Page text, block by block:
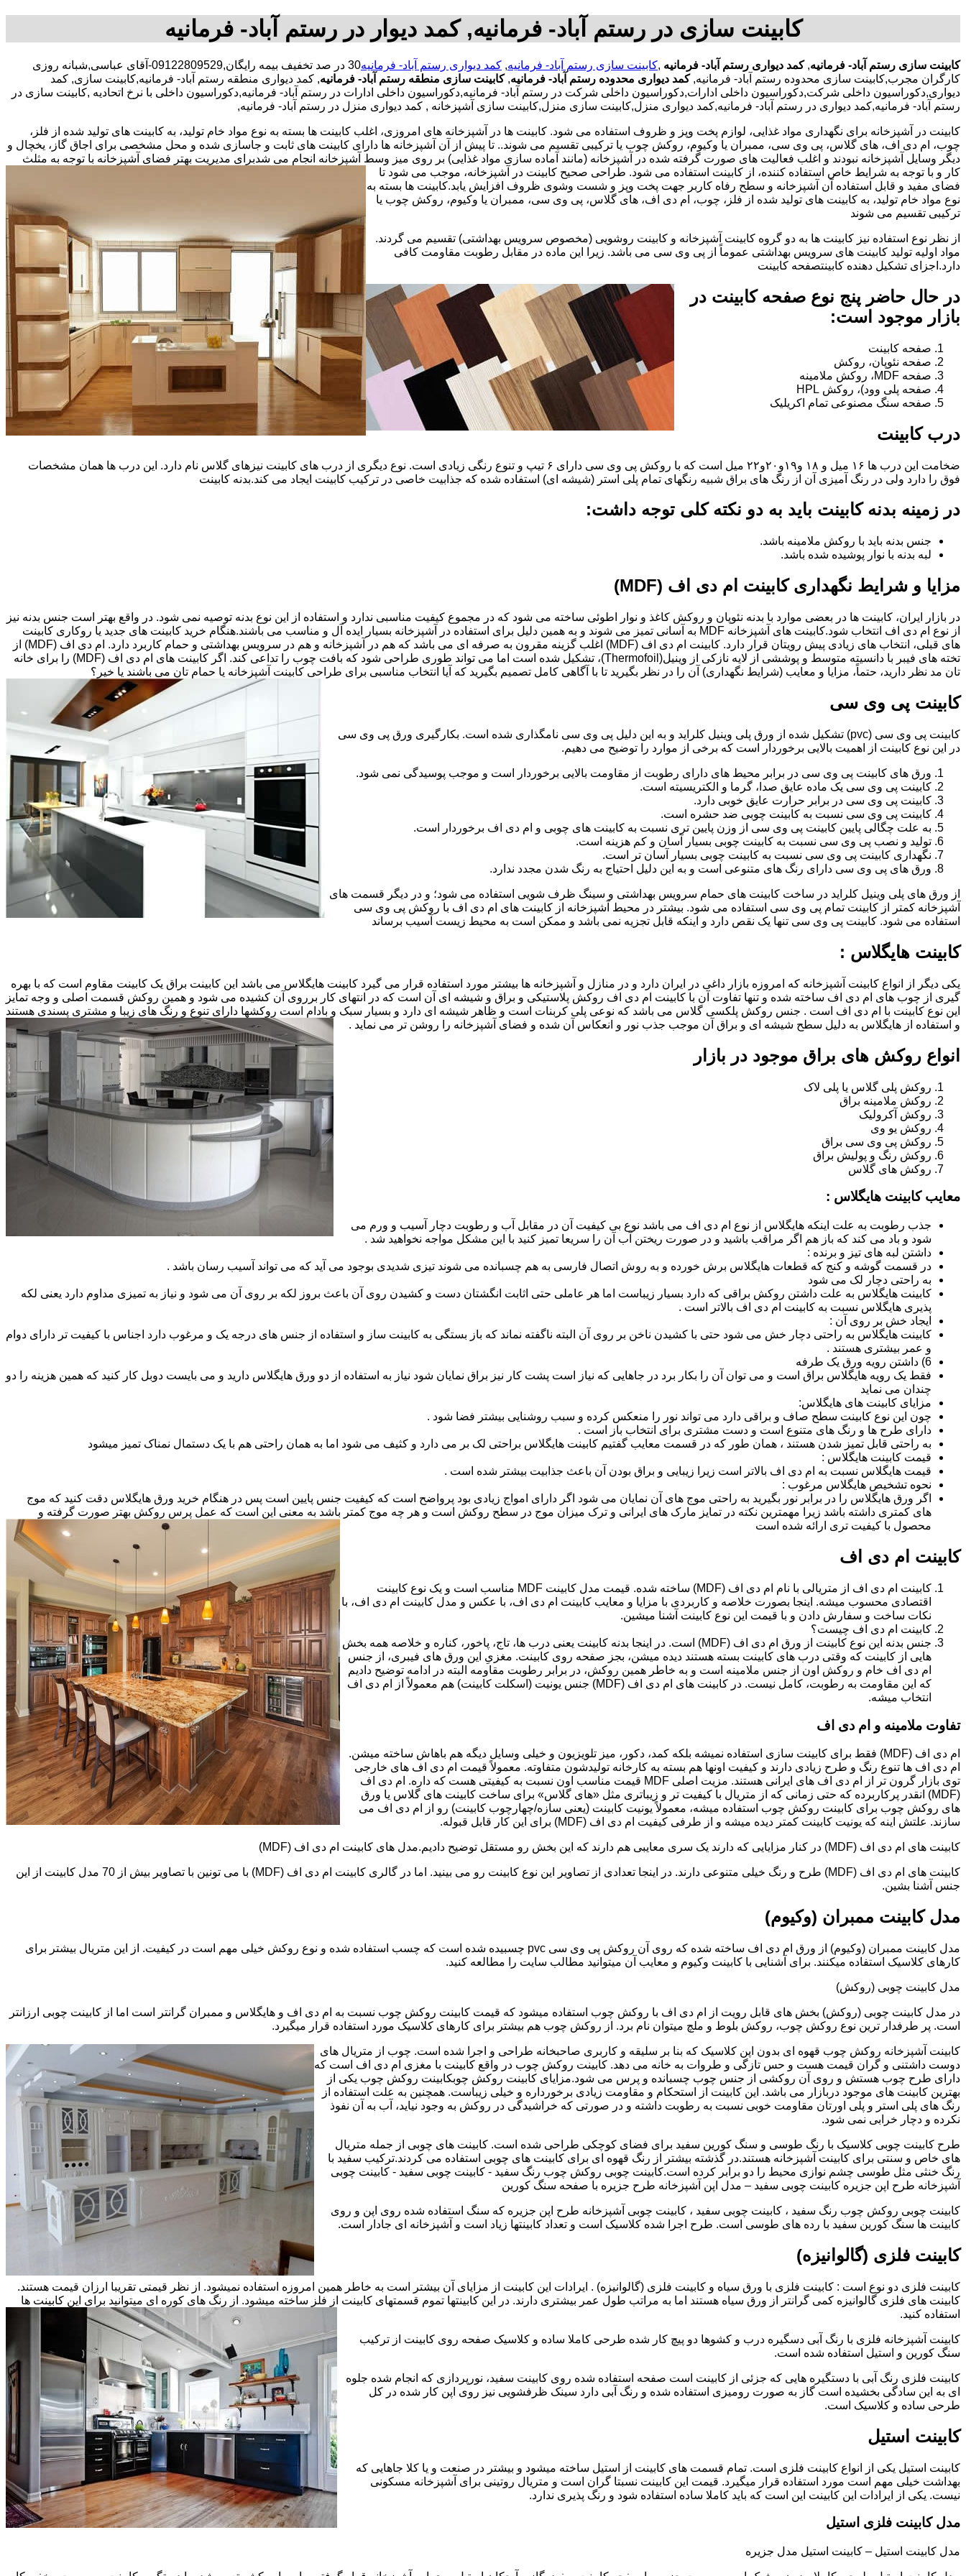
کابینت سازی در رستم آباد- فرمانیه, کمد دیوار در رستم آباد- فرمانیه
کابینت سازی رستم آباد- فرمانیه,کمد دیواری رستم آباد- فرمانیه ,کابینت سازی رستم آباد- فرمانیه, کمد دیواری رستم آباد- فرمانیه
30 در صد تخفیف بیمه رایگان,09122809529-آقای عباسی,شبانه روزی
کارگران مجرب,کابینت سازی محدوده رستم آباد- فرمانیه,کمد دیواری محدوده رستم آباد- فرمانیه, کابینت سازی منطقه رستم آباد- فرمانیه, کمد دیواری منطقه رستم آباد- فرمانیه,کابینت سازی, کمد
دیواری,دکوراسیون داخلی شرکت,دکوراسیون داخلی ادارات,دکوراسیون داخلی شرکت در رستم آباد- فرمانیه,دکوراسیون داخلی ادارات در رستم آباد- فرمانیه,دکوراسیون داخلی با نرخ اتحادیه ,کابینت سازی در
رستم آباد- فرمانیه,کمد دیواری در رستم آباد- فرمانیه,کمد دیواری منزل,کابینت سازی منزل,کابینت سازی آشپزخانه , کمد دیواری منزل در رستم آباد- فرمانیه,
کابینت در آشپزخانه برای نگهداری مواد غذایی، لوازم پخت وپز و ظروف استفاده می شود. کابینت ها در آشپزخانه های امروزی، اغلب کابینت ها بسته به نوع مواد خام تولید، به کابینت های تولید شده از فلز،
چوب، ام دی اف، های گلاس، پی وی سی، ممبران یا وکیوم، روکش چوب یا ترکیبی تقسیم می شوند.. تا پیش از آن آشپزخانه ها دارای کابینت های ثابت و جاسازی شده و محل مشخصی برای اجاق گاز، یخچال و
دیگر وسایل آشپزخانه نبودند و اغلب فعالیت های صورت گرفته شده در آشپزخانه (مانند آماده سازی مواد غذایی) بر روی میز وسط آشپزخانه انجام می شدبرای مدیریت بهتر فضای آشپزخانه با توجه به مثلث
کار و با توجه به شرایط خاص استفاده کننده، از کابینت استفاده می شود. طراحی صحیح کابینت در آشپزخانه، موجب می شود تا
فضای مفید و قابل استفاده آن آشپزخانه و سطح رفاه کاربر جهت پخت وپز و شست وشوی ظروف افزایش یابد.کابینت ها بسته به
نوع مواد خام تولید، به کابینت های تولید شده از فلز، چوب، ام دی اف، های گلاس، پی وی سی، ممبران یا وکیوم، روکش چوب یا
ترکیبی تقسیم می شوند
از نظر نوع استفاده نیز کابینت ها به دو گروه کابینت آشپزخانه و کابینت روشویی (مخصوص سرویس بهداشتی) تقسیم می گردند.
مواد اولیه تولید کابینت های سرویس بهداشتی عموماً از پی وی سی می باشد. زیرا این ماده در مقابل رطوبت مقاومت کافی
دارد.اجزای تشکیل دهنده کابینتصفحه کابینت
در حال حاضر پنج نوع صفحه کابینت در
بازار موجود است:
صفحه کابینت
صفحه نئوپان، روکش
صفحه MDF، روکش ملامینه
صفحه پلی وود)، روکش HPL
صفحه سنگ مصنوعی تمام اکریلیک
درب کابینت
ضخامت این درب ها ۱۶ میل و ۱۸ و١٩و٢٠و٢٢ میل است که با روکش پی وی سی دارای ۶ تیپ و تنوع رنگی زیادی است. نوع دیگری از درب های کابینت نیزهای گلاس نام دارد. این درب ها همان مشخصات
فوق را دارد ولی در رنگ آمیزی آن از رنگ های براق شبیه رنگهای تمام پلی استر (شیشه ای) استفاده شده که جذابیت خاصی در ترکیب کابینت ایجاد می کند.بدنه کابینت
در زمینه بدنه کابینت باید به دو نکته کلی توجه داشت:
جنس بدنه باید با روکش ملامینه باشد.
لبه بدنه با نوار پوشیده شده باشد.
مزایا و شرایط نگهداری کابینت ام دی اف (MDF)
در بازار ایران، کابینت ها در بعضی موارد با بدنه نئوپان و روکش کاغذ و نوار اطوئی ساخته می شود که در مجموع کیفیت مناسبی ندارد و استفاده از این نوع بدنه توصیه نمی شود. در واقع بهتر است جنس بدنه نیز
از نوع ام دی اف انتخاب شود.کابینت های آشپزخانه MDF به آسانی تمیز می شوند و به همین دلیل برای استفاده در آشپزخانه بسیار ایده آل و مناسب می باشند.هنگام خرید کابینت های جدید یا روکاری کابینت
های قبلی، انتخاب های زیادی پیش رویتان قرار دارد. کابینت ام دی اف (MDF) اغلب گزینه مقرون به صرفه ای می باشد که هم در آشپزخانه و هم در سرویس بهداشتی و حمام کاربرد دارد. ام دی اف (MDF) از
تخته های فیبر با دانسیته متوسط و پوششی از لایه نازکی از وینیل(Thermofoil)، تشکیل شده است اما می تواند طوری طراحی شود که بافت چوب را تداعی کند. اگر کابینت های ام دی اف (MDF) را برای خانه
تان مد نظر دارید، حتماً، مزایا و معایب (شرایط نگهداری) آن را در نظر بگیرید تا با آگاهی کامل تصمیم بگیرید که آیا انتخاب مناسبی برای طراحی کابینت آشپزخانه یا حمام تان می باشند یا خیر؟
کابینت پی وی سی
کابینت پی وی سی (pvc) تشکیل شده از ورق پلی وینیل کلراید و به این دلیل پی وی سی نامگذاری شده است. بکارگیری ورق پی وی سی
در این نوع کابینت از اهمیت بالایی برخوردار است که برخی از موارد را توضیح می دهیم.
ورق های کابینت پی وی سی در برابر محیط های دارای رطوبت از مقاومت بالایی برخوردار است و موجب پوسیدگی نمی شود.
کابینت پی وی سی یک ماده عایق صدا، گرما و الکتریسیته است.
کابینت پی وی سی در برابر حرارت عایق خوبی دارد.
کابینت پی وی سی نسبت به کابینت چوبی ضد حشره است.
به علت چگالی پایین کابینت پی وی سی از وزن پایین تری نسبت به کابینت های چوبی و ام دی اف برخوردار است.
تولید و نصب پی وی سی نسبت به کابینت چوبی بسیار آسان و کم هزینه است.
نگهداری کابینت پی وی سی نسبت به کابینت چوبی بسیار آسان تر است.
ورق های پی وی سی دارای رنگ های متنوعی است و به این دلیل احتیاج به رنگ شدن مجدد ندارد.
از ورق های پلی وینیل کلراید در ساخت کابینت های حمام سرویس بهداشتی و سینگ ظرف شویی استفاده می شود؛ و در دیگر قسمت های
آشپزخانه کمتر از کابینت تمام پی وی سی استفاده می شود. بیشتر در محیط آشپزخانه از کابینت های ام دی اف با روکش پی وی سی
استفاده می شود. کابینت پی وی سی تنها یک نقص دارد و اینکه قابل تجزیه نمی باشد و ممکن است به محیط زیست آسیب برساند
کابینت هایگلاس :
یکی دیگر از انواع کابینت آشپزخانه که امروزه بازار داغی در ایران دارد و در منازل و آشپزخانه ها بیشتر مورد استفاده قرار می گیرد کابینت هایگلاس می باشد این کابینت براق یک کابینت مقاوم است که با بهره
گیری از چوب های ام دی اف ساخته شده و تنها تفاوت آن با کابینت ام دی اف روکش پلاستیکی و براق و شیشه ای آن است که در انتهای کار برروی آن کشیده می شود و همین روکش قسمت اصلی و وجه تمایز
این نوع کابینت با ام دی اف است . جنس روکش پلکسی گلاس می باشد که نوعی پلی کربنات است و ظاهر شیشه ای دارد و بسیار سبک و بادام است روکشها دارای تنوع و رنگ های زیبا و مشتری پسندی هستند
و استفاده از هایگلاس به دلیل سطح شیشه ای و براق آن موجب جذب نور و انعکاس آن شده و فضای آشپزخانه را روشن تر می نماید .
انواع روکش های براق موجود در بازار
روکش پلی گلاس یا پلی لاک
روکش ملامینه براق
روکش آکرولیک
روکش یو وی
روکش پی وی سی براق
روکش رنگ و پولیش براق
روکش های گلاس
معایب کابینت هایگلاس :
جذب رطوبت به علت اینکه هایگلاس از نوع ام دی اف می باشد نوع بی کیفیت آن در مقابل آب و رطوبت دچار آسیب و ورم می
شود و باد می کند که باز هم اگر مراقب باشید و در صورت ریختن آب آن را سریعا تمیز کنید با این مشکل مواجه نخواهید شد .
داشتن لبه های تیز و برنده :
در قسمت گوشه و کنج که قطعات هایگلاس برش خورده و به روش اتصال فارسی به هم چسبانده می شوند تیزی شدیدی بوجود می آید که می تواند آسیب رسان باشد .
به راحتی دچار لک می شود
کابینت هایگلاس به علت داشتن روکش براقی که دارد بسیار زیباست اما هر عاملی حتی اثابت انگشتان دست و کشیدن روی آن باعث بروز لکه بر روی آن می شود و نیاز به تمیزی مداوم دارد یعنی لکه
پذیری هایگلاس نسبت به کابینت ام دی اف بالاتر است .
ایجاد خش بر روی آن :
کابینت هایگلاس به راحتی دچار خش می شود حتی با کشیدن ناخن بر روی آن البته ناگفته نماند که باز بستگی به کابینت ساز و استفاده از جنس های درجه یک و مرغوب دارد اجناس با کیفیت تر دارای دوام
و عمر بیشتری هستند .
6) داشتن رویه ورق یک طرفه
فقط یک رویه هایگلاس براق است و می توان آن را بکار برد در جاهایی که نیاز است پشت کار نیز براق نمایان شود نیاز به استفاده از دو ورق هایگلاس دارید و می بایست دوبل کار کنید که همین هزینه را دو
چندان می نماید
مزایای کابینت های هایگلاس:
چون این نوع کابینت سطح صاف و براقی دارد می تواند نور را منعکس کرده و سبب روشنایی بیشتر فضا شود .
دارای طرح ها و رنگ های متنوع است و دست مشتری برای انتخاب باز است .
به راحتی قابل تمیز شدن هستند ، همان طور که در قسمت معایب گفتیم کابینت هایگلاس براحتی لک بر می دارد و کثیف می شود اما به همان راحتی هم با یک دستمال نمناک تمیز میشود
قیمت کابینت هایگلاس :
قیمت هایگلاس نسبت به ام دی اف بالاتر است زیرا زیبایی و براق بودن آن باعث جذابیت بیشتر شده است .
نحوه تشخیص هایگلاس مرغوب :
اگر ورق هایگلاس را در برابر نور بگیرید به راحتی موج های آن نمایان می شود اگر دارای امواج زیادی بود پرواضح است که کیفیت جنس پایین است پس در هنگام خرید ورق هایگلاس دقت کنید که موج
های کمتری داشته باشد زیرا مهمترین نکته در تمایز مارک های ایرانی و ترک میزان موج در سطح روکش است و هر چه موج کمتر باشد به معنی این است که عمل پرس روکش بهتر صورت گرفته و
محصول با کیفیت تری ارائه شده است
کابینت ام دی اف
کابینت ام دی اف از متریالی با نام ام دی اف (MDF) ساخته شده. قیمت مدل کابینت MDF مناسب است و یک نوع کابینت
اقتصادی محسوب میشه. اینجا بصورت خلاصه و کاربردی با مزایا و معایب کابینت ام دی اف، با عکس و مدل کابینت ام دی اف، با
نکات ساخت و سفارش دادن و با قیمت این نوع کابینت آشنا میشین.
کابینت ام دی اف چیست؟
جنس بدنه این نوع کابینت از ورق ام دی اف (MDF) است. در اینجا بدنه کابینت یعنی درب ها، تاج، پاخور، کناره و خلاصه همه بخش
هایی از کابینت که وقتی درب های کابینت بسته هستند دیده میشن، بجز صفحه روی کابینت. مغزیِ این ورق های فیبری، از جنس
ام دی اف خام و روکش اون از جنس ملامینه است و به خاطر همین روکش، در برابر رطوبت مقاومه البته در ادامه توضیح دادیم
که این مقاومت به رطوبت، کامل نیست. در کابینت های ام دی اف (MDF) جنس یونیت (اسکلت کابینت) هم معمولاً از ام دی اف
انتخاب میشه.
تفاوت ملامینه و ام دی اف
ام دی اف (MDF) فقط برای کابینت سازی استفاده نمیشه بلکه کمد، دکور، میز تلویزیون و خیلی وسایل دیگه هم باهاش ساخته میشن.
ام دی اف ها تنوع رنگ و طرح زیادی دارند و کیفیت اونها هم بسته به کارخانه تولیدشون متفاوته. معمولاً قیمت ام دی اف های خارجی
توی بازار گرون تر از ام دی اف های ایرانی هستند. مزیت اصلی MDF قیمت مناسب اون نسبت به کیفیتی هست که داره. ام دی اف
(MDF) انقدر پرکاربرده که حتی زمانی که از متریال با کیفیت تر و زیباتری مثل «های گلاس» برای ساخت کابینت های گلاس یا ورق
های روکش چوب برای کابینت روکش چوب استفاده میشه، معمولاً یونیت کابینت (یعنی سازه/چهارچوب کابینت) رو از ام دی اف می
سازند. علتش اینه که یونیت کابینت کمتر دیده میشه و از طرفی کیفیت ام دی اف (MDF) برای این کار قابل قبوله.
کابینت های ام دی اف (MDF) در کنار مزایایی که دارند یک سری معایبی هم دارند که این بخش رو مستقل توضیح دادیم.مدل های کابینت ام دی اف (MDF)
کابینت های ام دی اف (MDF) طرح و رنگ خیلی متنوعی دارند. در اینجا تعدادی از تصاویر این نوع کابینت رو می بینید. اما در گالری کابینت ام دی اف (MDF) با می تونین با تصاویر بیش از 70 مدل کابینت از این
جنس آشنا بشین.
مدل کابینت ممبران (وکیوم)
مدل کابینت ممبران (وکیوم) از ورق ام دی اف ساخته شده که روی آن روکش پی وی سی pvc چسبیده شده است که چسب استفاده شده و نوع روکش خیلی مهم است در کیفیت. از این متریال بیشتر برای
کارهای کلاسیک استفاده میکنند. برای آشنایی با کابینت وکیوم و معایب آن میتوانید مطالب سایت را مطالعه کنید.
مدل کابینت چوبی (روکش)
در مدل کابینت چوبی (روکش) بخش های قابل رویت از ام دی اف با روکش چوب استفاده میشود که قیمت کابینت روکش چوب نسبت به ام دی اف و هایگلاس و ممبران گرانتر است اما از کابینت چوبی ارزانتر
است. پر طرفدار ترین نوع روکش چوب، روکش بلوط و ملچ میتوان نام برد. از روکش چوب هم بیشتر برای کارهای کلاسیک مورد استفاده قرار میگیرد.
کابینت آشپزخانه روکش چوب قهوه ای بدون اپن کلاسیک که بنا بر سلیقه و کاربری صاحبخانه طراحی و اجرا شده است. چوب از متریال های
دوست داشتنی و گران قیمت هست و حس تازگی و طروات به خانه می دهد. کابینت روکش چوب در واقع کابینت با مغزی ام دی اف است که
دارای طرح چوب هستش و روی آن روکشی از جنس چوب چسبانده و پرس می شود.مزایای کابینت روکش چوبکابینت روکش چوب یکی از
بهترین کابینت های موجود دربازار می باشد. این کابینت از استحکام و مقاومت زیادی برخورداره و خیلی زیباست. همچنین به علت استفاده از
رنگ های پلی استر و پلی اورتان مقاومت خوبی نسبت به رطوبت داشته و در صورتی که خراشیدگی در روکش به وجود نیاید، آب به آن نفوذ
نکرده و دچار خرابی نمی شود.
طرح کابینت چوبی کلاسیک با رنگ طوسی و سنگ کورین سفید برای فضای کوچکی طراحی شده است. کابینت های چوبی از جمله متریال
های خاص و سنتی برای کابینت آشپزخانه هستند.در گذشته بیشتر از رنگ قهوه ای برای کابینت های چوبی استفاده می کردند.ترکیب سفید با
رنگ خنثی مثل طوسی چشم نوازی محیط را دو برابر کرده است.کابینت چوبی روکش چوب رنگ سفید - کابینت چوبی سفید - کابینت چوبی
آشپزخانه طرح اپن جزیره کابینت چوبی سفید – مدل اپن آشپزخانه طرح جزیره با صفحه سنگ کورین
کابینت چوبی روکش چوب رنگ سفید ، کابینت چوبی سفید ، کابینت چوبی آشپزخانه طرح اپن جزیره که سنگ استفاده شده روی اپن و روی
کابینت ها سنگ کورین سفید با رده های طوسی است. طرح اجرا شده کلاسیک است و تعداد کابینتها زیاد است و آشپزخانه ای جادار است.
کابینت فلزی (گالوانیزه)
کابینت فلزی دو نوع است : کابینت فلزی با ورق سیاه و کابینت فلزی (گالوانیزه) . ایرادات این کابینت از مزایای آن بیشتر است به خاطر همین امروزه استفاده نمیشود. از نظر قیمتی تقریبا ارزان قیمت هستند.
کابینت های فلزی گالوانیزه کمی گرانتر از ورق سیاه هستند اما به مراتب طول عمر بیشتری دارند. در این کابینتها تموم قسمتهای کابینت از فلز ساخته میشود. از رنگ های کوره ای میتوانید برای این کابینت ها
استفاده کنید.
کابینت آشپزخانه فلزی با رنگ آبی دسگیره درب و کشوها دو پیچ کار شده طرحی کاملا ساده و کلاسیک صفحه روی کابینت از ترکیب
سنگ کورین و استیل استفاده شده است.
کابینت فلزی رنگ آبی با دستگیره هایی که جزئی از کابینت است صفحه استفاده شده روی کابینت سفید، نورپردازی که انجام شده جلوه
ای به این سادگی بخشیده است گاز به صورت رومیزی استفاده شده و رنگ آبی دارد سینک ظرفشویی نیز روی اپن کار شده در کل
طرحی ساده و کلاسیک است.
کابینت استیل
کابینت استیل یکی از انواع کابینت فلزی است. تمام قسمت های کابینت از استیل ساخته میشود و بیشتر در صنعت و یا کلا جاهایی که
بهداشت خیلی مهم است مورد استفاده قرار میگیرد. قیمت این کابینت نسبتا گران است و متریال روتینی برای آشپزخانه مسکونی
نیست. یکی از ایرادات این کابینت این است که باید کاملا ساده استفاده شود و رنگ پذیری ندارد.
مدل کابینت فلزی استیل
مدل کابینت استیل – کابینت استیل مدل جزیره